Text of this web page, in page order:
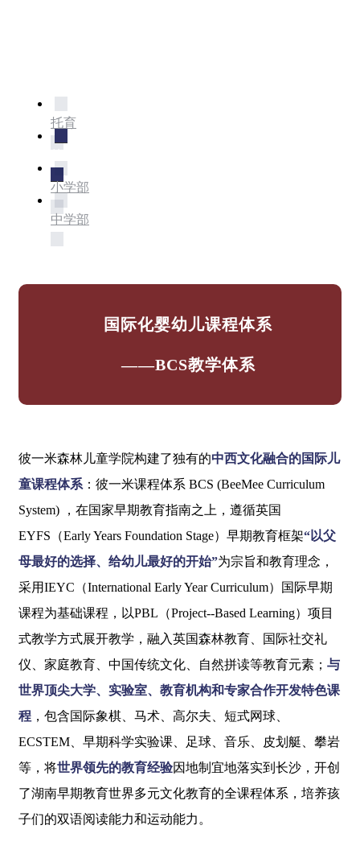
托育
小学部
中学部
国际化婴幼儿课程体系
——BCS教学体系
彼一米森林儿童学院构建了独有的中西文化融合的国际儿
童课程体系 ：彼一米课程体系 BCS (BeeMee Curriculum
System) ，在国家早期教育指南之上，遵循英国
EYFS（Early Years Foundation Stage）早期教育框架“以父
母最好的选择、给幼儿最好的开始”为宗旨和教育理念，
采用IEYC（International Early Year Curriculum）国际早期
课程为基础课程，以PBL（Project--Based Learning）项目
式教学方式展开教学，融入英国森林教育、国际社交礼
仪、家庭教育、中国传统文化、自然拼读等教育元素； 与
世界顶尖大学、实验室、教育机构和专家合作开发特色课
程 ，包含国际象棋、马术、高尔夫、短式网球、
ECSTEM、早期科学实验课、足球、音乐、皮划艇、攀岩
等，将世界领先的教育经验因地制宜地落实到长沙，开创
了湖南早期教育世界多元文化教育的全课程体系，培养孩
子们的双语阅读能力和运动能力。